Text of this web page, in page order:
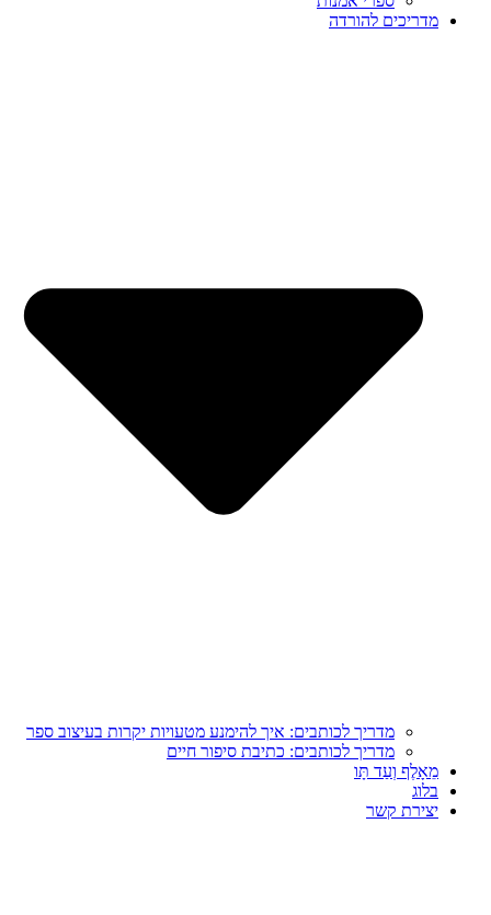
מדריכים להורדה
מדריך לכותבים: איך להימנע מטעויות יקרות בעיצוב ספר
מדריך לכותבים: כתיבת סיפור חיים
מֵאָלֶף וְעַד תָּו
בלוג
יצירת קשר